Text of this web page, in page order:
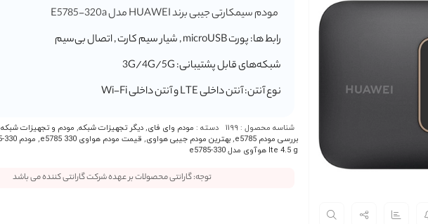
مودم سیمکارتی جیبی برند HUAWEI مدل E5785-320a
رابط ها: پورت microUSB , شیار سیم کارت , اتصال بی‌سیم
شبکه‌های قابل پشتیبانی: 3G/4G/5G
نوع آنتن: آنتن‌ داخلی LTE و آنتن‌ داخلی Wi-Fi
شناسه محصول : 1199 دسته : مودم وای فای,دیگر تجهیزات شبکه, مودم و تجهیزات شبکه
بررسی مودم e5785
,بهترین مودم جیبی هواوی, قیمت مودم هواوی e5785 330 , مودم e5785-330
lte 4.5 g هوآوی مدل e5785-330
توجه: گارانتی محصولات بر عهده شرکت گارانتی کننده می باشد